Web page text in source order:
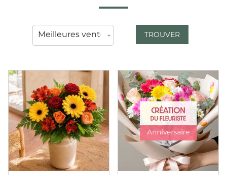
TROUVER